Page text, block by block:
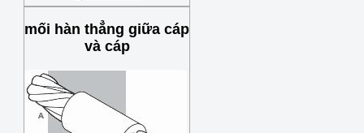
mối hàn thẳng giữa cáp
và cáp